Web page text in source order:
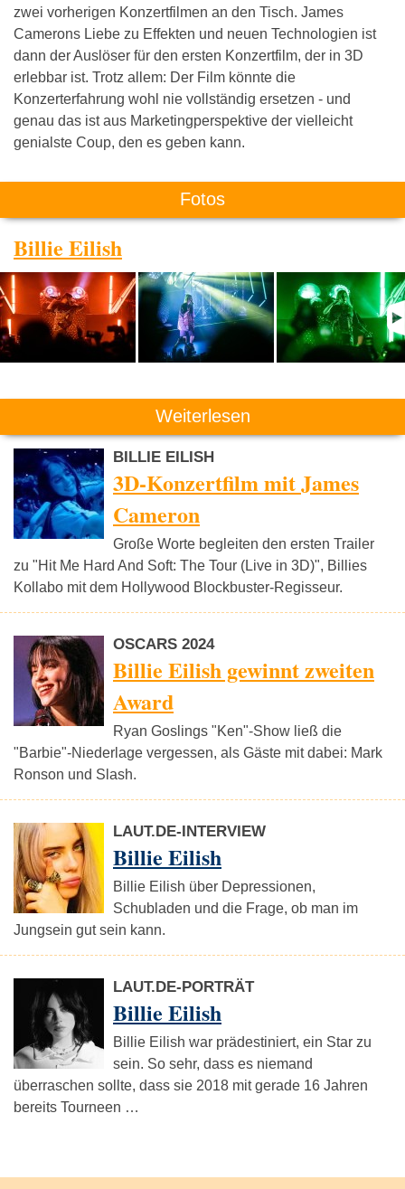
zwei vorherigen Konzertfilmen an den Tisch. James
Camerons Liebe zu Effekten und neuen Technologien ist
dann der Auslöser für den ersten Konzertfilm, der in 3D
erlebbar ist. Trotz allem: Der Film könnte die
Konzerterfahrung wohl nie vollständig ersetzen - und
genau das ist aus Marketingperspektive der vielleicht
genialste Coup, den es geben kann.
Fotos
Billie Eilish
Weiterlesen
BILLIE EILISH
3D-Konzertfilm mit James
Cameron
Große Worte begleiten den ersten Trailer
zu "Hit Me Hard And Soft: The Tour (Live in 3D)", Billies
Kollabo mit dem Hollywood Blockbuster-Regisseur.
OSCARS 2024
Billie Eilish gewinnt zweiten
Award
Ryan Goslings "Ken"-Show ließ die
"Barbie"-Niederlage vergessen, als Gäste mit dabei: Mark
Ronson und Slash.
LAUT.DE-INTERVIEW
Billie Eilish
Billie Eilish über Depressionen,
Schubladen und die Frage, ob man im
Jungsein gut sein kann.
LAUT.DE-PORTRÄT
Billie Eilish
Billie Eilish war prädestiniert, ein Star zu
sein. So sehr, dass es niemand
überraschen sollte, dass sie 2018 mit gerade 16 Jahren
bereits Tourneen …